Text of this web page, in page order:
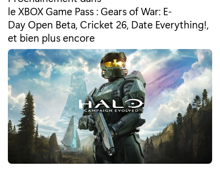
r
e
z
l
a
Y
a
k
u
é
g
o
i
e
le XBOX Game Pass : Gears of War: E-
Day Open Beta, Cricket 26, Date Everything!,
et bien plus encore